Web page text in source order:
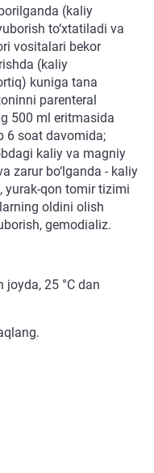
(kaliy
to‘xtatiladi va
vositalari bekor
(kaliy
kuniga tana
parenteral
500 ml eritmasida
6 soat davomida;
kaliy va magniy
zarur bo‘lganda - kaliy
yurak-qon tomir tizimi
oldini olish
gemodializ.
joyda, 25 °C dan